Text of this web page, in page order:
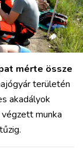
mérte össze
területén
akadályok
munka